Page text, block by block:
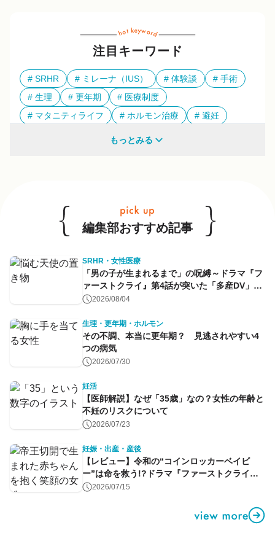
注目キーワード
SRHR ミレーナ（IUS） 体験談
手術
生理
更年期
医療制度
マタニティライフ
ホルモン治療
避妊
もっとみる
編集部おすすめ記事
SRHR・女性医療
「男の子が生まれるまで」の呪縛～ドラマ『フ
ァーストクライ』第4話が突いた「多産DV」と
命のコントロール～
2026/08/04
生理・更年期・ホルモン
その不調、本当に更年期？ 見逃されやすい4
つの病気
2026/07/30
妊活
【医師解説】なぜ「35歳」なの？女性の年齢と
不妊のリスクについて
2026/07/23
妊娠・出産・産後
【レビュー】令和の“コインロッカーベイビ
ー”は命を救う!?ドラマ『ファーストクライ』
第1話2026/07/15